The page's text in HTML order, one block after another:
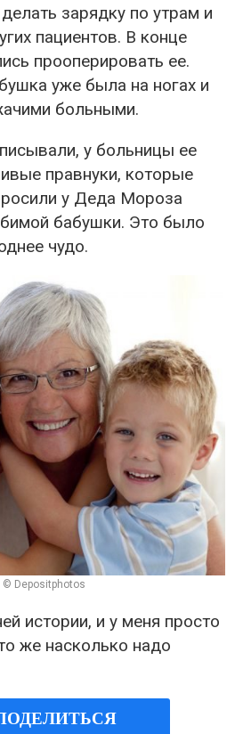
зарядку по утрам и
пациентов. В конце
прооперировать ее.
уже была на ногах и
больными.
у больницы ее
правнуки, которые
у Деда Мороза
бабушки. Это было
чудо.
© Depositphotos
истории, и у меня просто
же насколько надо